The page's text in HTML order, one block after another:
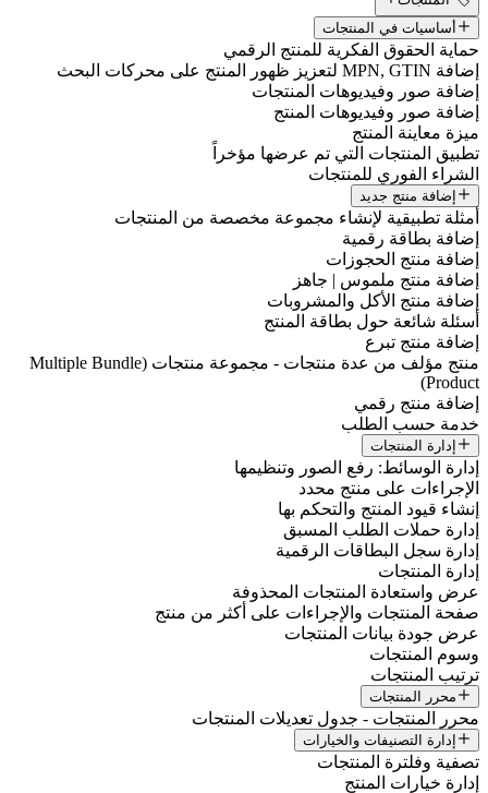
أساسيات في المنتجات
حماية الحقوق الفكرية للمنتج الرقمي
إضافة MPN, GTIN لتعزيز ظهور المنتج على محركات البحث
إضافة صور وفيديوهات المنتجات
إضافة صور وفيديوهات المنتج
ميزة معاينة المنتج
تطبيق المنتجات التي تم عرضها مؤخراً
الشراء الفوري للمنتجات
إضافة منتج جديد
أمثلة تطبيقية لإنشاء مجموعة مخصصة من المنتجات
إضافة بطاقة رقمية
إضافة منتج الحجوزات
إضافة منتج ملموس | جاهز
إضافة منتج الأكل والمشروبات
أسئلة شائعة حول بطاقة المنتج
إضافة منتج تبرع
منتج مؤلف من عدة منتجات - مجموعة منتجات (Multiple Bundle
Product)
إضافة منتج رقمي
خدمة حسب الطلب
إدارة المنتجات
إدارة الوسائط: رفع الصور وتنظيمها
الإجراءات على منتج محدد
إنشاء قيود المنتج والتحكم بها
إدارة حملات الطلب المسبق
إدارة سجل البطاقات الرقمية
إدارة المنتجات
عرض واستعادة المنتجات المحذوفة
صفحة المنتجات والإجراءات على أكثر من منتج
عرض جودة بيانات المنتجات
وسوم المنتجات
ترتيب المنتجات
محرر المنتجات
محرر المنتجات - جدول تعديلات المنتجات
إدارة التصنيفات والخيارات
تصفية وفلترة المنتجات
إدارة خيارات المنتج